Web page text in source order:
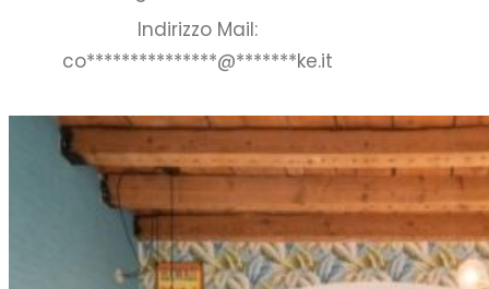
Indirizzo Mail:
co***************@*******ke.it